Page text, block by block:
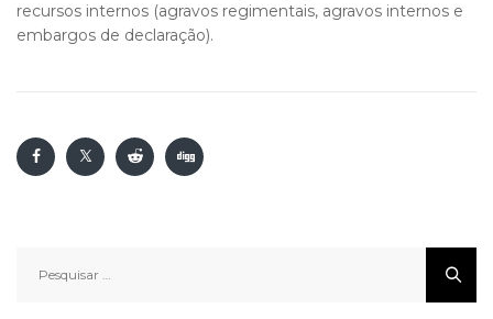
recursos internos (agravos regimentais, agravos internos e
embargos de declaração).
por: